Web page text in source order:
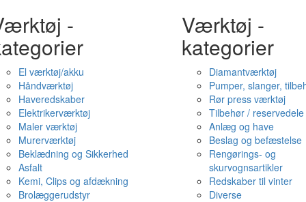
-
El værktøj/akku
Håndværktøj
Haveredskaber
Elektrikerværktøj
Maler værktøj
Murerværktøj
Beklædning og Sikkerhed
Asfalt
Kemi, Clips og afdækning
Brolæggerudstyr
Værktøj -
kategorier
Diamantværktøj
Pumper, slanger,
Rør press værktøj
Tilbehør / reservedele
Anlæg og have
Beslag og befæstelse
Rengørings- og
skurvognsartikler
Redskaber til vinter
Diverse